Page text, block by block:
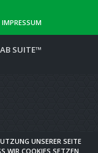
IMPRESSUM
SUITE™
UNSERER SEITE
WIR COOKIES SETZEN.